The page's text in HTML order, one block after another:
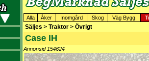
Alla Åker Inomgård Skog Väg Bygg
Säljes > Traktor > Övrigt
Case IH
Annonsid 154624